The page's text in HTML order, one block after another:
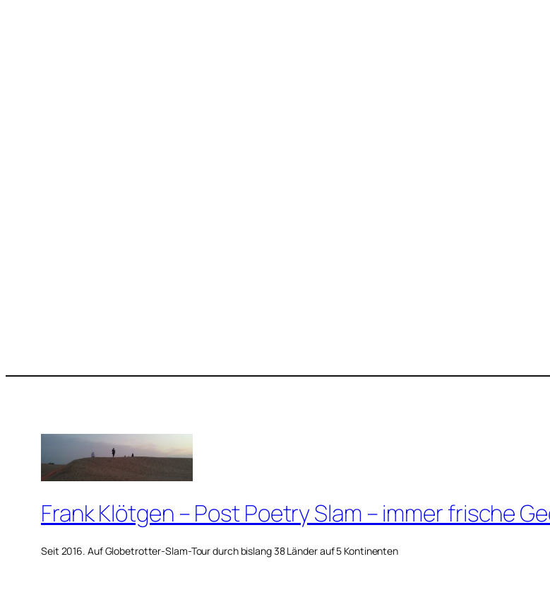
Frank Klötgen – Post Poetry Slam – immer frische
Seit 2016. Auf Globetrotter-Slam-Tour durch bislang 38 Länder auf 5 Kontinenten